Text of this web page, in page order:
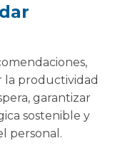
la productividad
garantizar
sostenible y
personal.